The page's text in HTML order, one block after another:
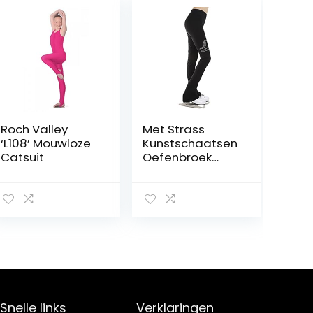
Roch Valley
‘L108’ Mouwloze
Catsuit
Met Strass
Kunstschaatsen
Oefenbroek
Dames
Snelle links Verklaringen